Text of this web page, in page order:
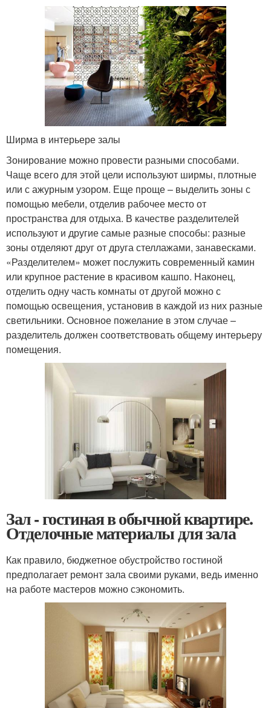
Ширма в интерьере залы
Зонирование можно провести разными способами.
Чаще всего для этой цели используют ширмы, плотные
или с ажурным узором. Еще проще – выделить зоны с
помощью мебели, отделив рабочее место от
пространства для отдыха. В качестве разделителей
используют и другие самые разные способы: разные
зоны отделяют друг от друга стеллажами, занавесками.
«Разделителем» может послужить современный камин
или крупное растение в красивом кашпо. Наконец,
отделить одну часть комнаты от другой можно с
помощью освещения, установив в каждой из них разные
светильники. Основное пожелание в этом случае –
разделитель должен соответствовать общему интерьеру
помещения.
Зал - гостиная в обычной квартире.
Отделочные материалы для зала
Как правило, бюджетное обустройство гостиной
предполагает ремонт зала своими руками, ведь именно
на работе мастеров можно сэкономить.